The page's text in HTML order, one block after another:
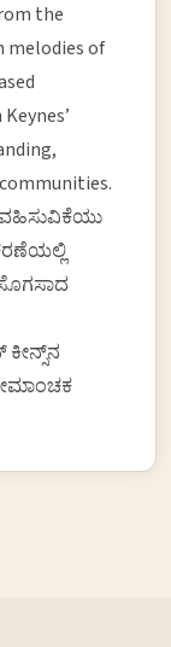
the
melodies of